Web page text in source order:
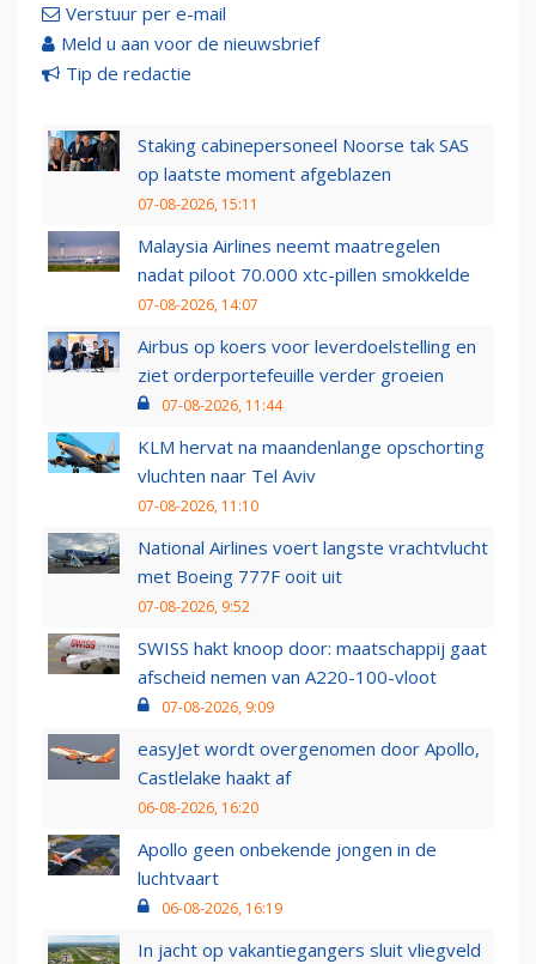
Verstuur per e-mail
Meld u aan voor de nieuwsbrief
Tip de redactie
Staking cabinepersoneel Noorse tak SAS
op laatste moment afgeblazen
07-08-2026, 15:11
Malaysia Airlines neemt maatregelen
nadat piloot 70.000 xtc-pillen smokkelde
07-08-2026, 14:07
Airbus op koers voor leverdoelstelling en
ziet orderportefeuille verder groeien
07-08-2026, 11:44
KLM hervat na maandenlange opschorting
vluchten naar Tel Aviv
07-08-2026, 11:10
National Airlines voert langste vrachtvlucht
met Boeing 777F ooit uit
07-08-2026, 9:52
SWISS hakt knoop door: maatschappij gaat
afscheid nemen van A220-100-vloot
07-08-2026, 9:09
easyJet wordt overgenomen door Apollo,
Castlelake haakt af
06-08-2026, 16:20
Apollo geen onbekende jongen in de
luchtvaart
06-08-2026, 16:19
In jacht op vakantiegangers sluit vliegveld